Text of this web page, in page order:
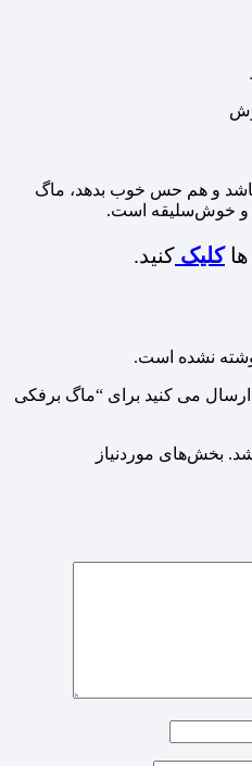
و هم حس خوب بدهد، ماگ
هاکلیک کنید.
نشده است.
ارسال می کنید برای “ماگ برفکی
بخش‌های موردنیاز